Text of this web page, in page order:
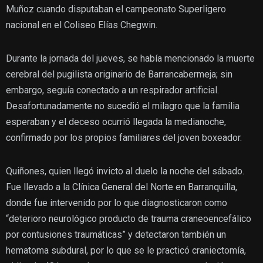
Muñoz cuando disputaban el campeonato Superligero
nacional en el Coliseo Elías Chegwin.
Durante la jornada del jueves, se había mencionado la muerte
cerebral del pugilista originario de Barrancabermeja; sin
embargo, seguía conectado a un respirador artificial.
Desafortunadamente no sucedió el milagro que la familia
esperaban y el deceso ocurrió llegada la medianoche,
confirmado por los propios familiares del joven boxeador.
Quiñones, quien llegó invicto al duelo la noche del sábado.
Fue llevado a la Clínica General del Norte en Barranquilla,
donde fue intervenido por lo que diagnosticaron como
“deterioro neurológico producto de trauma craneoencefálico
por contusiones traumáticas” y detectaron también un
hematoma subdural, por lo que se le practicó craniectomía,